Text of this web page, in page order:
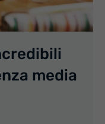
media